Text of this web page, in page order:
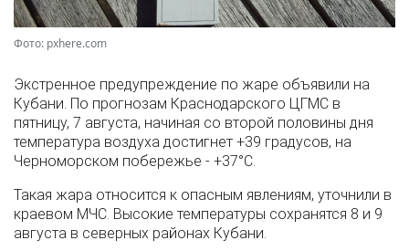
Фото: pxhere.com
Экстренное предупреждение по жаре объявили на
Кубани. По прогнозам Краснодарского ЦГМС в
пятницу, 7 августа, начиная со второй половины дня
температура воздуха достигнет +39 градусов, на
Черноморском побережье - +37°­С.
Такая жара относится к опасным явлениям, уточнили в
краевом МЧС. Высокие температуры сохранятся 8 и 9
августа в северных районах Кубани.